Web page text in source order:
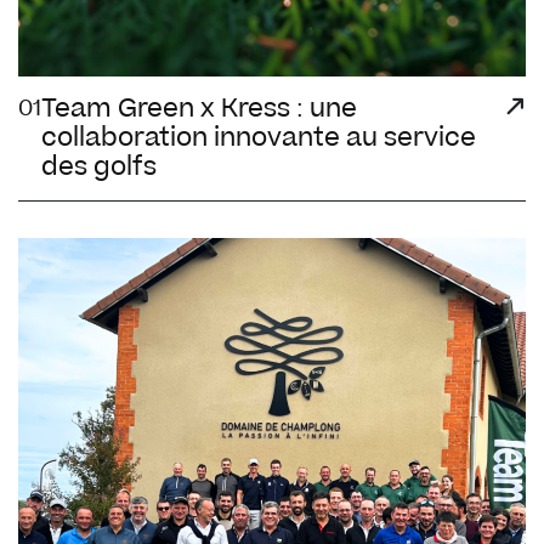
01Team Green x Kress : une
collaboration innovante au service
des golfs